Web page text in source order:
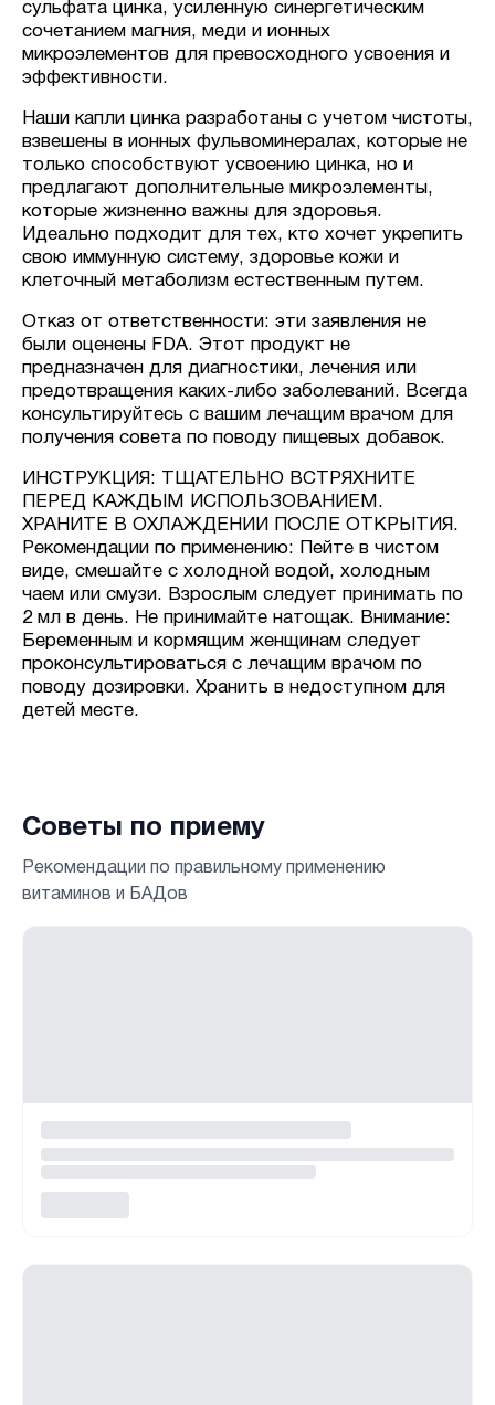
сульфата цинка, усиленную синергетическим
сочетанием магния, меди и ионных
микроэлементов для превосходного усвоения и
эффективности.
Наши капли цинка разработаны с учетом чистоты,
взвешены в ионных фульвоминералах, которые не
только способствуют усвоению цинка, но и
предлагают дополнительные микроэлементы,
которые жизненно важны для здоровья.
Идеально подходит для тех, кто хочет укрепить
свою иммунную систему, здоровье кожи и
клеточный метаболизм естественным путем.
Отказ от ответственности: эти заявления не
были оценены FDA. Этот продукт не
предназначен для диагностики, лечения или
предотвращения каких-либо заболеваний. Всегда
консультируйтесь с вашим лечащим врачом для
получения совета по поводу пищевых добавок.
ИНСТРУКЦИЯ: ТЩАТЕЛЬНО ВСТРЯХНИТЕ
ПЕРЕД КАЖДЫМ ИСПОЛЬЗОВАНИЕМ.
ХРАНИТЕ В ОХЛАЖДЕНИИ ПОСЛЕ ОТКРЫТИЯ.
Рекомендации по применению: Пейте в чистом
виде, смешайте с холодной водой, холодным
чаем или смузи. Взрослым следует принимать по
2 мл в день. Не принимайте натощак. Внимание:
Беременным и кормящим женщинам следует
проконсультироваться с лечащим врачом по
поводу дозировки. Хранить в недоступном для
детей месте.
Советы по приему
Рекомендации по правильному применению
витаминов и БАДов